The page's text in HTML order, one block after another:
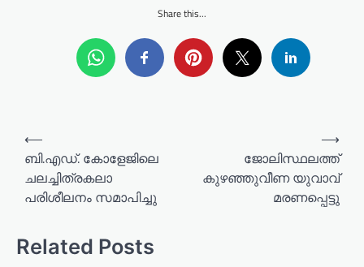
Share this...
n
a
⟵
ബി.എഡ്. കോളേജിലെ
ചലച്ചിത്രകലാ
പരിശീലനം സമാപിച്ചു
ജോലിസ്ഥലത്ത്
കുഴഞ്ഞുവീണ യുവാവ്
മരണപ്പെട്ടു
⟶
Related Posts